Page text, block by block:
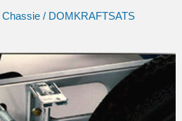
Chassie/ DOMKRAFTSATS